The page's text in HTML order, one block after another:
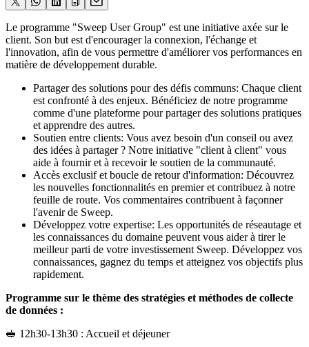
Le programme "Sweep User Group" est une initiative axée sur le
client. Son but est d'encourager la connexion, l'échange et
l'innovation, afin de vous permettre d'améliorer vos performances en
matière de développement durable.
Partager des solutions pour des défis communs: Chaque client
est confronté à des enjeux. Bénéficiez de notre programme
comme d'une plateforme pour partager des solutions pratiques
et apprendre des autres.
Soutien entre clients: Vous avez besoin d'un conseil ou avez
des idées à partager ? Notre initiative "client à client" vous
aide à fournir et à recevoir le soutien de la communauté.
Accès exclusif et boucle de retour d'information: Découvrez
les nouvelles fonctionnalités en premier et contribuez à notre
feuille de route. Vos commentaires contribuent à façonner
l'avenir de Sweep.
Développez votre expertise: Les opportunités de réseautage et
les connaissances du domaine peuvent vous aider à tirer le
meilleur parti de votre investissement Sweep. Développez vos
connaissances, gagnez du temps et atteignez vos objectifs plus
rapidement.
Programme sur le thème des stratégies et méthodes de collecte
de données :
🥪 12h30-13h30 : Accueil et déjeuner